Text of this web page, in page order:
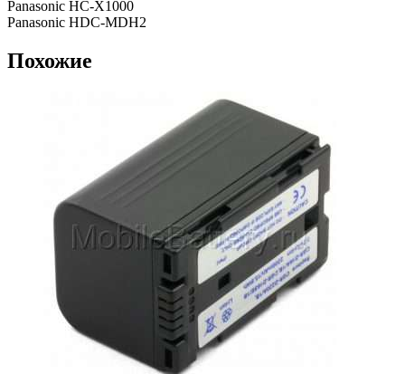
Panasonic HC-X1000
Panasonic HDC-MDH2
Похожие